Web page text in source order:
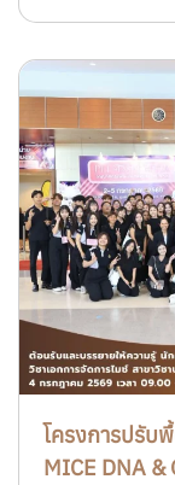
โครงการปรับ
MICE DNA